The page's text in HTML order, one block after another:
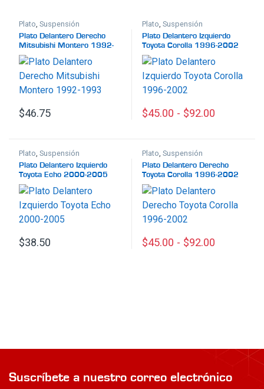
Plato,Suspensión
Plato Delantero Derecho
Mitsubishi Montero 1992-
1993
$46.75
Plato,Suspensión
Plato Delantero Izquierdo
Toyota Corolla 1996-2002
$45.00 - $92.00
Plato,Suspensión
Plato Delantero Izquierdo
Toyota Echo 2000-2005
$38.50
Plato,Suspensión
Plato Delantero Derecho
Toyota Corolla 1996-2002
$45.00 - $92.00
Suscríbete a nuestro correo electrónico